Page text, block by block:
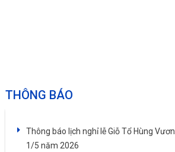
THÔNG BÁO
Thông báo lịch nghỉ lễ Giỗ Tổ Hùng
1/5 năm 2026